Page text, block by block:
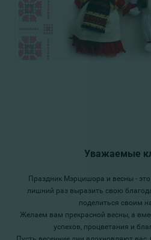
Уважаемые
Праздник Мэрцишора и весны -
лишний раз выразить свою
поделиться своим
Желаем вам прекрасной весны, а
успехов, процветания и